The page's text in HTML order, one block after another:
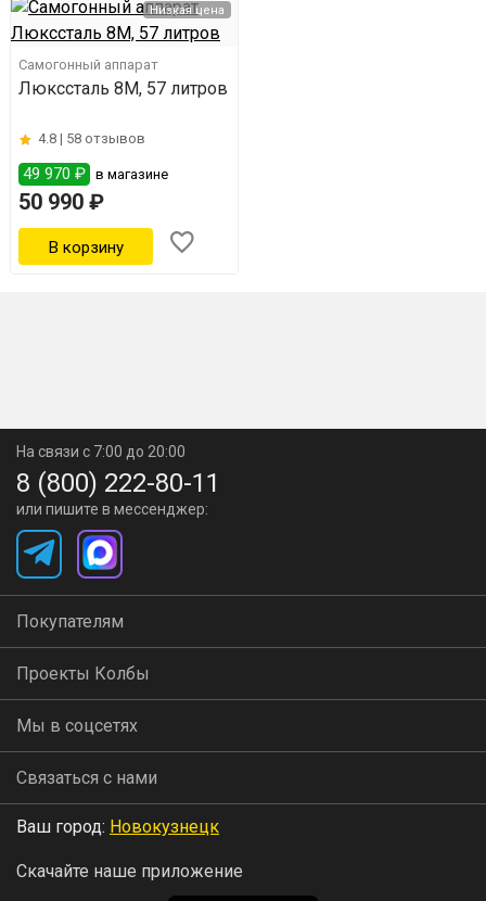
Низкая цена
Самогонный аппарат
Люкссталь 8М, 57 литров
4.8 | 58 отзывов
49 970 ₽ в магазине
50 990 ₽
На связи с 7:00 до 20:00
8 (800) 222-80-11
или пишите в мессенджер:
Покупателям
Проекты Колбы
Мы в соцсетях
Связаться с нами
Ваш город: Новокузнецк
Скачайте наше приложение